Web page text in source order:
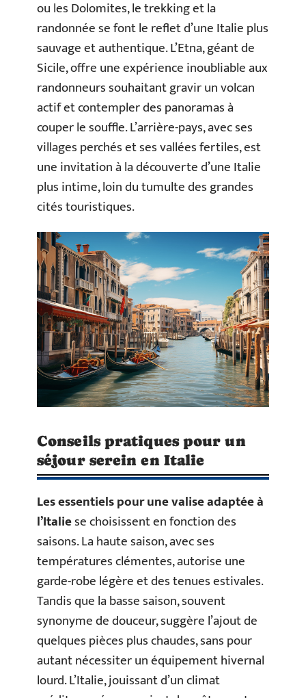
ou les Dolomites, le trekking et la
randonnée se font le reflet d’une Italie plus
sauvage et authentique. L’Etna, géant de
Sicile, offre une expérience inoubliable aux
randonneurs souhaitant gravir un volcan
actif et contempler des panoramas à
couper le souffle. L’arrière-pays, avec ses
villages perchés et ses vallées fertiles, est
une invitation à la découverte d’une Italie
plus intime, loin du tumulte des grandes
cités touristiques.
Conseils pratiques pour un
séjour serein en Italie
Les essentiels pour une valise adaptée à
l’Italiese choisissent en fonction des
saisons. La haute saison, avec ses
températures clémentes, autorise une
garde-robe légère et des tenues estivales.
Tandis que la basse saison, souvent
synonyme de douceur, suggère l’ajout de
quelques pièces plus chaudes, sans pour
autant nécessiter un équipement hivernal
lourd. L’Italie, jouissant d’un climat